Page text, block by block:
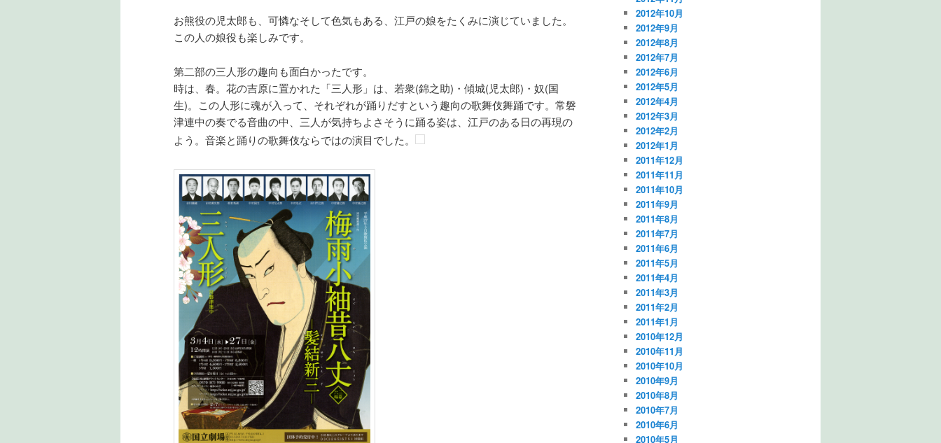
お熊役の児太郎も、可憐なそして色気もある、江戸の娘をたくみに演じていました。
この人の娘役も楽しみです。
第二部の三人形の趣向も面白かったです。
時は、春。花の吉原に置かれた「三人形」は、若衆(錦之助)・傾城(児太郎)・奴(国
生)。この人形に魂が入って、それぞれが踊りだすという趣向の歌舞伎舞踊です。常磐
津連中の奏でる音曲の中、三人が気持ちよさそうに踊る姿は、江戸のある日の再現の
よう。音楽と踊りの歌舞伎ならではの演目でした。
2012年10月
2012年9月
2012年8月
2012年7月
2012年6月
2012年5月
2012年4月
2012年3月
2012年2月
2012年1月
2011年12月
2011年11月
2011年10月
2011年9月
2011年8月
2011年7月
2011年6月
2011年5月
2011年4月
2011年3月
2011年2月
2011年1月
2010年12月
2010年11月
2010年10月
2010年9月
2010年8月
2010年7月
2010年6月
2010年5月